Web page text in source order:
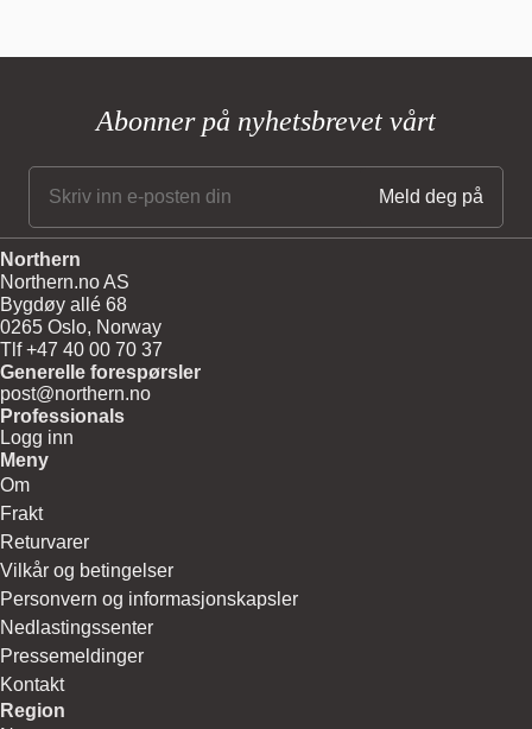
Abonner på nyhetsbrevet vårt
Northern
Northern.no AS
Bygdøy allé 68
0265 Oslo, Norway
Tlf +47 40 00 70 37
Generelle forespørsler
post@northern.no
Professionals
Logg inn
Meny
Om
Frakt
Returvarer
Vilkår og betingelser
Personvern og informasjonskapsler
Nedlastingssenter
Pressemeldinger
Kontakt
Region